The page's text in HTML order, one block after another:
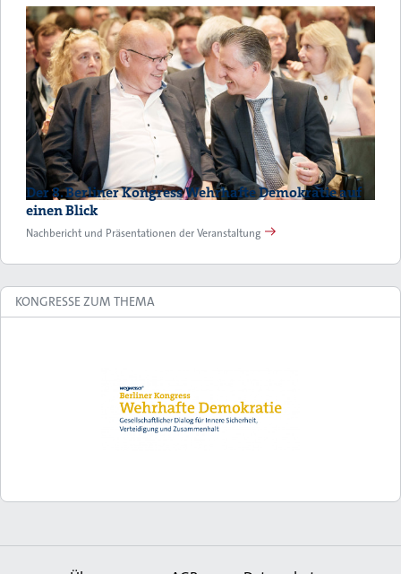
Der 8. Berliner Kongress Wehrhafte Demokratie auf
einen Blick
Nachbericht und Präsentationen der Veranstaltung
KONGRESSE ZUM THEMA